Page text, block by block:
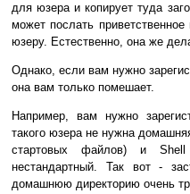
для юзера и копирует туда
может послать
юзеру. Естественно, она же
Однако, если вам нужно
она вам только помешает.
Например, вам нужно
такого юзера не нужна
стартовых файлов) и
нестандартный. Так вот -
домашнюю директорию очень